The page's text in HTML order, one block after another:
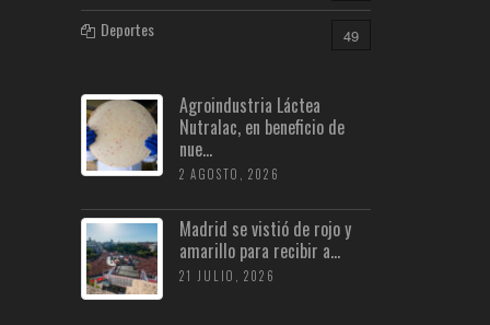
Deportes 49
Agroindustria Láctea
Nutralac, en beneficio de
nue...
2 AGOSTO, 2026
Madrid se vistió de rojo y
amarillo para recibir a...
21 JULIO, 2026